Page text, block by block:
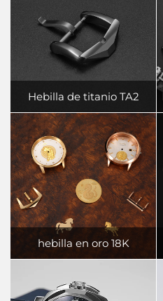
Hebilla de titanio TA2
hebilla en oro 18K